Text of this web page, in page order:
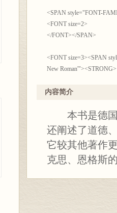
<SPAN style="FONT-
<FONT size=2>
</FONT></SPAN>
<FONT size=3><SPAN
New
</FONT><FONT
我馆历来重视移译世界
时适当介绍当代具有定评
造的全部知识财富来丰
学人所熟知，毋需赘述。
mso-ascii-font-family:
内容简介
本书是德国
还阐述了道德
它较其他著作
克思、恩格斯